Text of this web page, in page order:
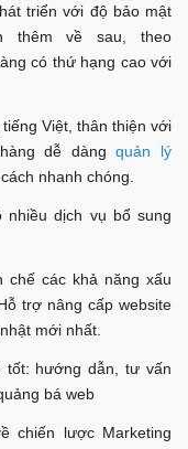
triển với độ bảo mật
thêm về sau, theo
có thứ hạng cao với
Việt, thân thiện với
dễ dàngquản lý
nhanh chóng.
dịch vụ bổ sung
các khả năng xấu
trợ nâng cấp website
mới nhất.
tốt: hướng dẫn, tư vấn
bá web
chiến lược Marketing